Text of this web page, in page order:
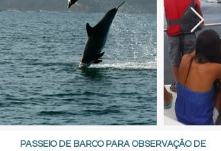
PASSEIO DE BARCO PARA OBSERVAÇÃO DE